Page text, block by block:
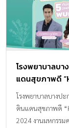
โรงพยาบาลบา
แดนสุขภาพดี
Fair 2024
โรงพยาบาลบางป
ดินแดนสุขภาพดี
2024 งานมหกรร